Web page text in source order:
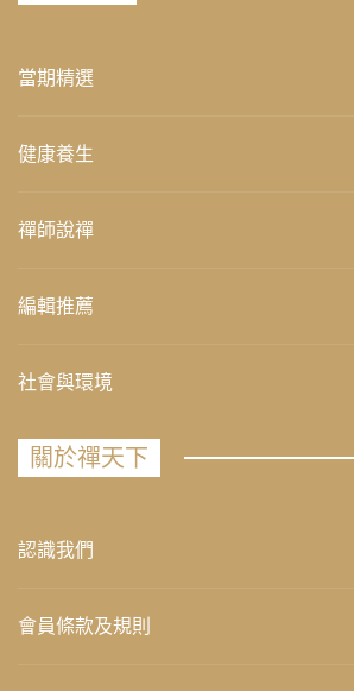
當期精選
健康養生
禪師說禪
編輯推薦
社會與環境
關於禪天下
認識我們
會員條款及規則